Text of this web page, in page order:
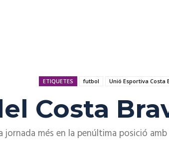
ETIQUETES futbol Unió Esportiva Costa
Costa
jornada més en la penúltima posició